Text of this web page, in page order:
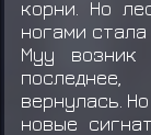
корни. Но
ногами
Муу возник
вернулась.
новые